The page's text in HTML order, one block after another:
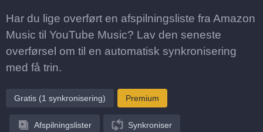
Har du lige overført en afspilningsliste fra Amazon
Music til YouTube Music? Lav den seneste
overførsel om til en automatisk synkronisering
med få trin.
Gratis (1 synkronisering) Premium
Afspilningslister Synkroniser